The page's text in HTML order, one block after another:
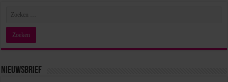
Nieuwsbrief